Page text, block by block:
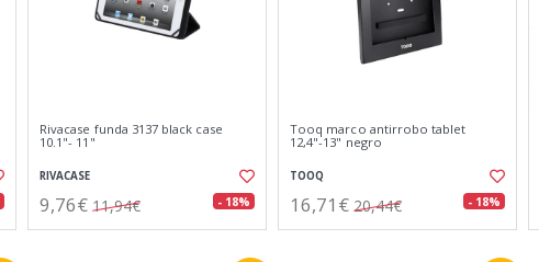
Rivacase funda 3137 black case
10.1"- 11"
RIVACASE
9,76€ 11,94€ - 18%
Tooq marco antirrobo tablet
12,4"-13" negro
TOOQ
16,71€ 20,44€ - 18%